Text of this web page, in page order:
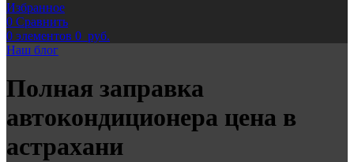
Избранное
0 Сравнить
0 элементов 0 руб.
Наш блог
Полная заправка
автокондиционера цена в
астрахани